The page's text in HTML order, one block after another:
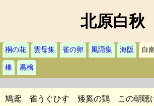
北原白秋
桐の花 雲母集 雀の卵 風隠集 海阪 白
橡
黒檜
鳩鳶 雀うぐひす 矮奚の鶏 この朝聴